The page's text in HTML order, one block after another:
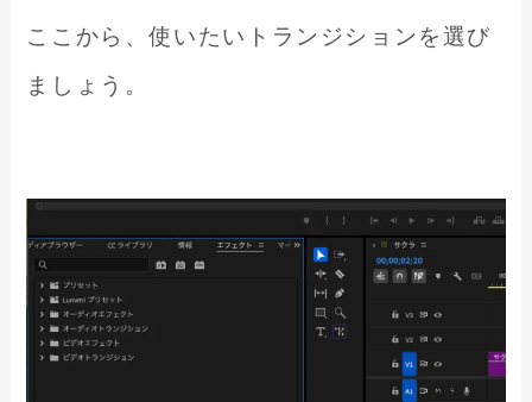
ここから、使いたいトランジションを選び
ましょう。